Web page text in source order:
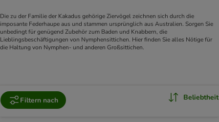
Die zu der Familie der Kakadus gehörige Ziervögel zeichnen sich durch die
imposante Federhaupe aus und stammen ursprünglich aus Australien. Sorgen Sie
unbedingt für genügend Zubehör zum Baden und Knabbern, die
Lieblingsbeschäftigungen von Nymphensittichen. Hier finden Sie alles Nötige für
die Haltung von Nymphen- und anderen Großsittichen.
Filtern nach Beliebtheit